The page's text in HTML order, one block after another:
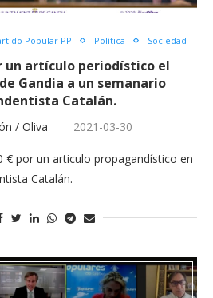
Popular PP Política Sociedad
un artículo periodístico el
Gandia a un semanario
Catalán.
/ Oliva 2021-03-30
€ por un articulo propagandístico en
Catalán.